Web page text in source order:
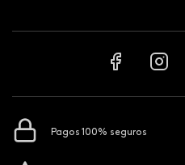
Pagos 100% seguros